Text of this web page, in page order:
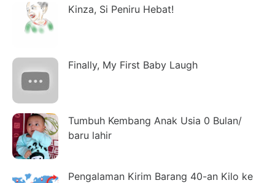
Kinza, Si Peniru Hebat!
Finally, My First Baby Laugh
Tumbuh Kembang Anak Usia 0 Bulan/
baru lahir
Pengalaman Kirim Barang 40-an Kilo ke